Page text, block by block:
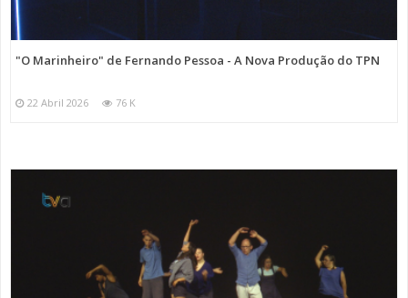
"O Marinheiro" de Fernando Pessoa - A Nova Produção do TPN
22 Abril 2026 76 K